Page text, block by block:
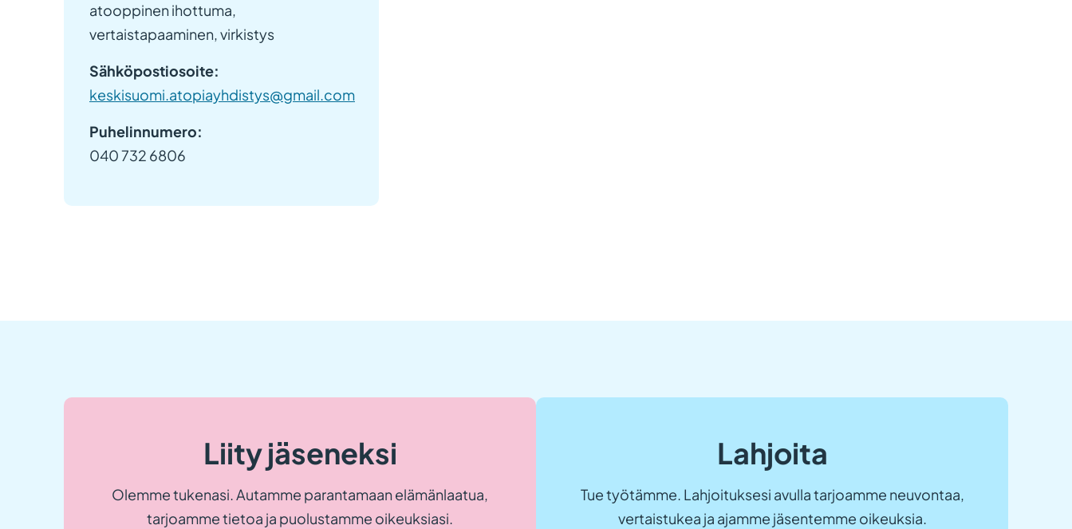
atooppinen ihottuma,
vertaistapaaminen, virkistys
Sähköpostiosoite:
keskisuomi.atopiayhdistys@gmail.com
Puhelinnumero:
040 732 6806
Liity jäseneksi
Olemme tukenasi. Autamme parantamaan elämänlaatua,
tarjoamme tietoa ja puolustamme oikeuksiasi.
Lahjoita
Tue työtämme. Lahjoituksesi avulla tarjoamme neuvontaa,
vertaistukea ja ajamme jäsentemme oikeuksia.